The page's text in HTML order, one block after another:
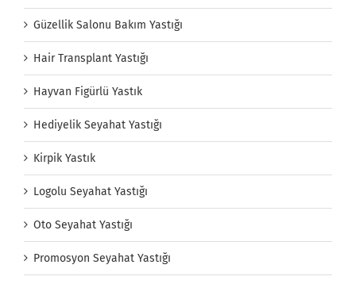
Güzellik Salonu Bakım Yastığı
Hair Transplant Yastığı
Hayvan Figürlü Yastık
Hediyelik Seyahat Yastığı
Kirpik Yastık
Logolu Seyahat Yastığı
Oto Seyahat Yastığı
Promosyon Seyahat Yastığı